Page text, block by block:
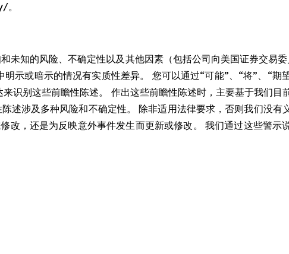
。
未知的风险、不确定性以及其他因素（包括公司向美国证券交易
示或暗示的情况有实质性差异。 您可以通过“可能”、“将”、“期
识别这些前瞻性陈述。 作出这些前瞻性陈述时，主要基于我们目
述涉及多种风险和不确定性。 除非适用法律要求，否则我们没有
改，还是为反映意外事件发生而更新或修改。 我们通过这些警示